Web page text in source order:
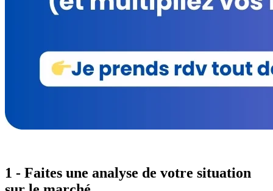
1 - Faites une analyse de votre situation